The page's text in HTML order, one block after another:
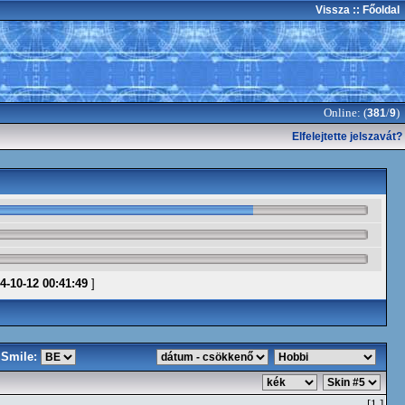
Vissza :: Főoldal
Online: (381/9)
Elfelejtette jelszavát?
10-12 00:41:49]
Smile: